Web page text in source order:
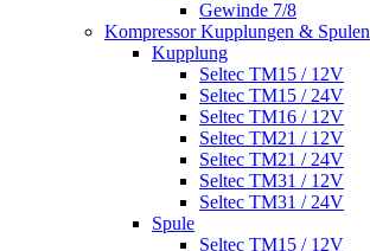
Gewinde 7/8
Kompressor Kupplungen & Spulen
Kupplung
Seltec TM15 / 12V
Seltec TM15 / 24V
Seltec TM16 / 12V
Seltec TM21 / 12V
Seltec TM21 / 24V
Seltec TM31 / 12V
Seltec TM31 / 24V
Spule
Seltec TM15 / 12V